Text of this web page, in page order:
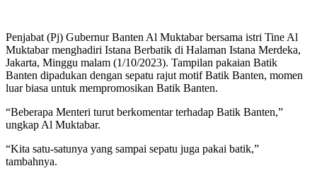
Penjabat (Pj) Gubernur Banten Al Muktabar bersama istri Tine Al
Muktabar menghadiri Istana Berbatik di Halaman Istana Merdeka,
Jakarta, Minggu malam (1/10/2023). Tampilan pakaian Batik
Banten dipadukan dengan sepatu rajut motif Batik Banten, momen
luar biasa untuk mempromosikan Batik Banten.
“Beberapa Menteri turut berkomentar terhadap Batik Banten,”
ungkap Al Muktabar.
“Kita satu-satunya yang sampai sepatu juga pakai batik,”
tambahnya.